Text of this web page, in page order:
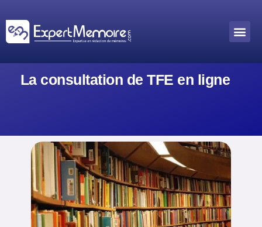
au
contenu
La consultation de TFE en ligne